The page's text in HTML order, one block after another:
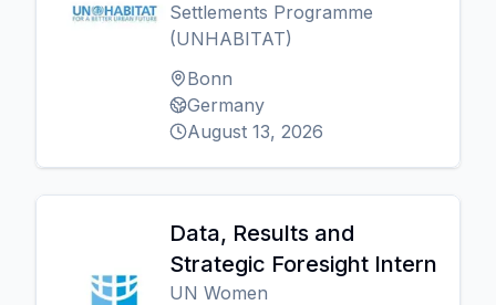
Settlements Programme
(UNHABITAT)
Bonn
Germany
August 13, 2026
Data, Results and
Strategic Foresight Intern
UN Women